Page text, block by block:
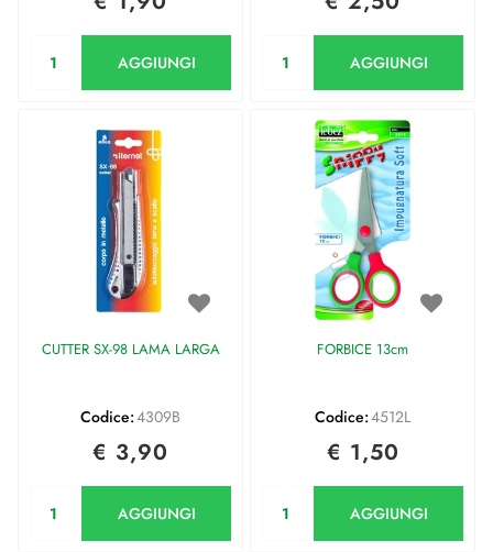
AGGIUNGI AGGIUNGI
CUTTER SX-98 LAMA LARGA
Codice:4309B
€ 3,90
AGGIUNGI
FORBICE 13cm
Codice:4512L
€ 1,50
AGGIUNGI